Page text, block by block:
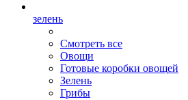
зелень
Смотреть все
Овощи
Готовые коробки овощей
Зелень
Грибы